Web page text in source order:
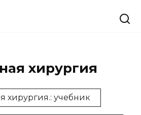
хирургия
хирургия.: учебник